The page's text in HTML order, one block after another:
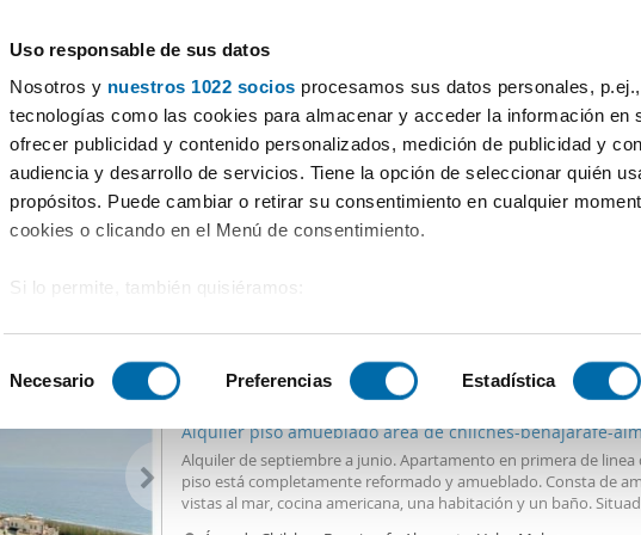
Uso responsable de sus datos
Nosotros y nuestros 1022 socios procesamos sus datos personales,
tecnologías como las cookies para almacenar y acceder la información en
ofrecer publicidad y contenido personalizados, medición de publicidad y
audiencia y desarrollo de servicios. Tiene la opción de seleccionar quién
propósitos. Puede cambiar o retirar su consentimiento en cualquier
cookies o clicando en el Menú de consentimiento.
Si lo permite, también quisiéramos:
Identificar su dispositivo analizándolo activamente para buscar
Obtenga más información sobre cómo se procesan sus datos personales y
preferencias en la
sección de datos. Puede cambiar o retirar su
en la Declaración de cookies.
e
Necesario Preferencias Estadística
Habitaciones
Alquiler Pisos Macharaviaya
(0 viviendas)
2 1 Hab 1 Baño
Alquiler piso amueblado área de chilches-benajarafe-
Alquiler de septiembre a junio. Apartamento en primera de linea
piso está completamente reformado y amueblado. Consta de
vistas al mar, cocina americana, una habitación y un baño.